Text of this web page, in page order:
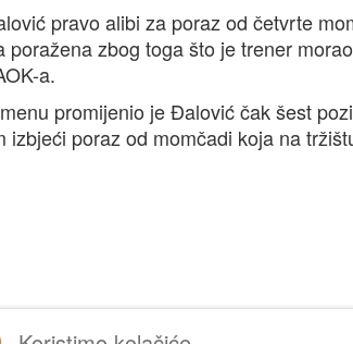
pravo alibi za poraz od četvrte
poražena zbog toga što je trener
a.
promijenio je Đalović čak šest
izbjeći poraz od momčadi koja na